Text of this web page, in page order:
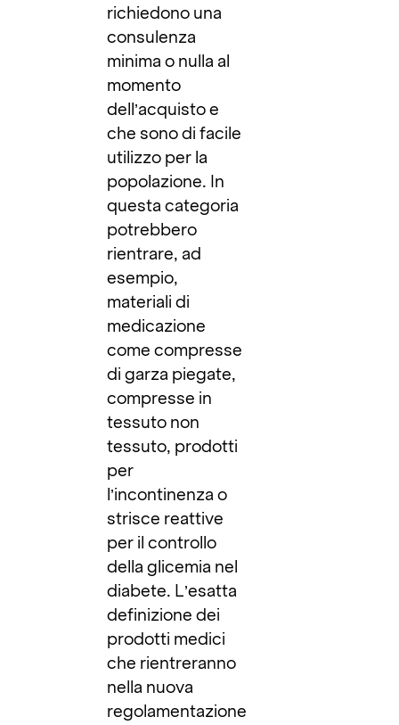
richiedono una
consulenza
minima o nulla al
momento
dell’acquisto e
che sono di facile
utilizzo per la
popolazione. In
questa categoria
potrebbero
rientrare, ad
esempio,
materiali di
medicazione
come compresse
di garza piegate,
compresse in
tessuto non
tessuto, prodotti
per
l’incontinenza o
strisce reattive
per il controllo
della glicemia nel
diabete. L’esatta
definizione dei
prodotti medici
che rientreranno
nella nuova
regolamentazione